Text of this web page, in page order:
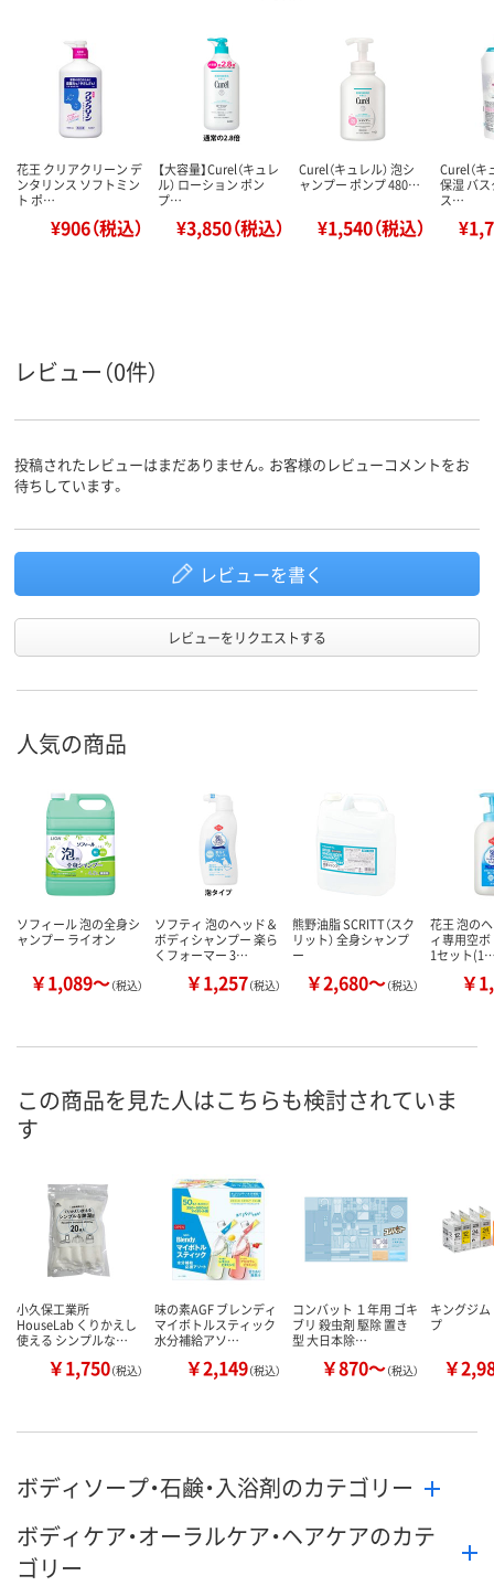
花王 クリアクリーン デ
ンタリンス ソフトミン
ト ポ…
¥906（税込）
【大容量】Curel（キュレ
ル） ローション ポン
プ…
¥3,850（税込）
Curel（キュレル） 泡シ
ャンプー ポンプ 480…
¥1,540（税込）
Curel（キ
保湿 バ
ス…
レビュー（0件）
投稿されたレビューはまだありません。お客様のレビューコメントをお
待ちしています。
レビューを書く
レビューをリクエストする
人気の商品
ソフィール 泡の全身シ
ャンプー ライオン
￥1,089～（税込）
ソフティ 泡のヘッド＆
ボディシャンプー 楽ら
くフォーマー 3…
￥1,257（税込）
熊野油脂 SCRITT（スク
リット） 全身シャンプ
ー
￥2,680～（税込）
花王 泡の
ィ専用空
1セット
￥
この商品を見た人はこちらも検討されていま
す
小久保工業所
HouseLab くりかえし
使える シンプルな…
￥1,750（税込）
味の素AGF ブレンディ
マイボトルスティック
水分補給アソ…
￥2,149（税込）
コンバット １年用 ゴキ
ブリ 殺虫剤 駆除 置き
型 大日本除…
￥870～（税込）
キングジ
プ
￥
ボディソープ・石鹸・入浴剤のカテゴリー
ボディケア・オーラルケア・ヘアケアのカテ
ゴリー